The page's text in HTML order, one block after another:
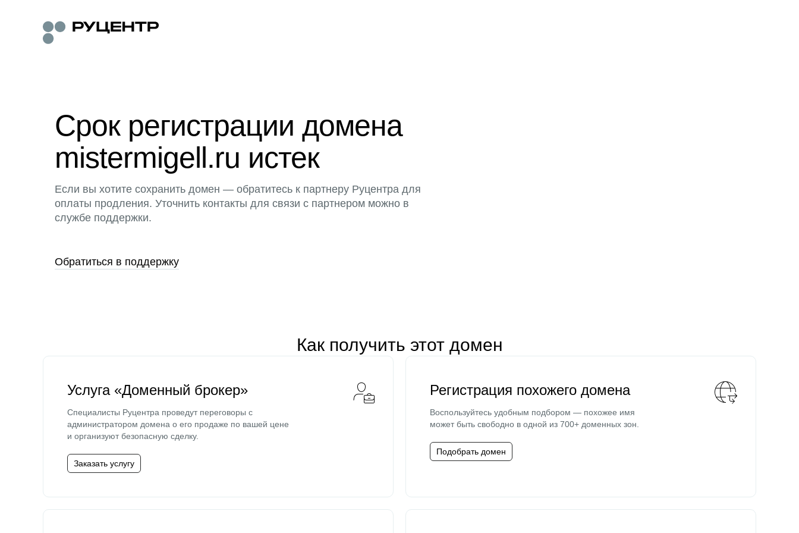
Срок регистрации домена
mistermigell.ru истек
Если вы хотите сохранить домен — обратитесь к партнеру Руцентра для
оплаты продления. Уточнить контакты для связи с партнером можно в
службе поддержки.
Обратиться в поддержку
Как получить этот домен
Услуга «Доменный брокер»
Специалисты Руцентра проведут переговоры с
администратором домена о его продаже по вашей цене
и организуют безопасную сделку.
Заказать услугу
Регистрация похожего домена
Воспользуйтесь удобным подбором — похожее имя
может быть свободно в одной из 700+ доменных зон.
Подобрать домен